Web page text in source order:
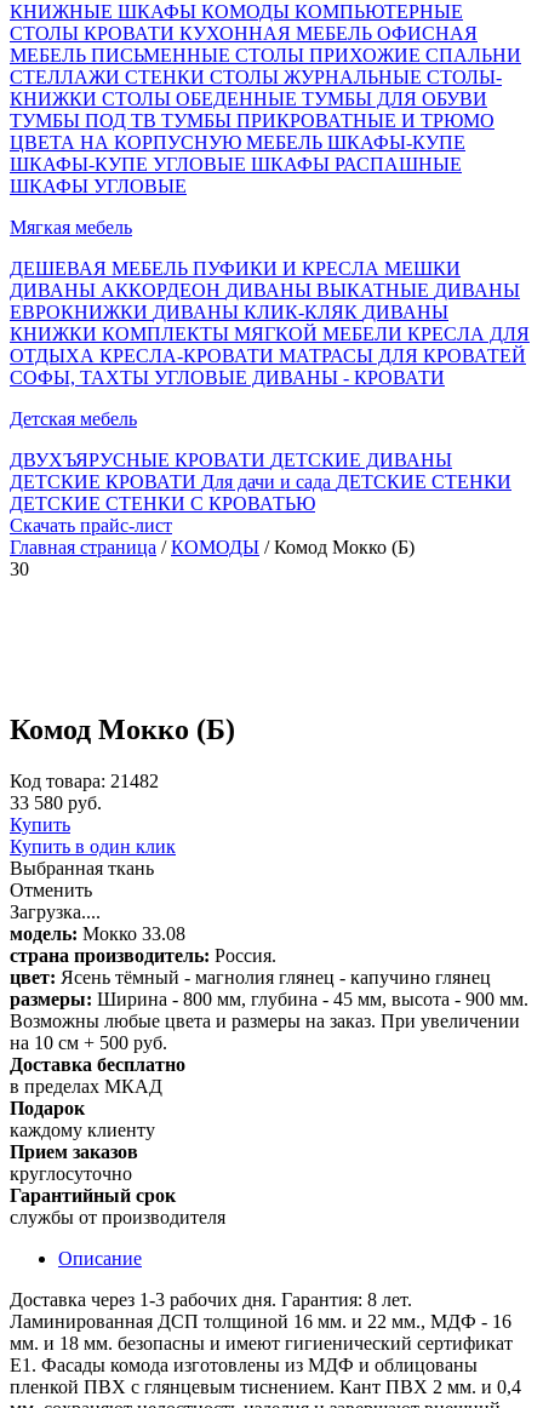
КНИЖНЫЕ ШКАФЫ КОМОДЫ КОМПЬЮТЕРНЫЕ
СТОЛЫ КРОВАТИ КУХОННАЯ МЕБЕЛЬ ОФИСНАЯ
МЕБЕЛЬ ПИСЬМЕННЫЕ СТОЛЫ ПРИХОЖИЕ СПАЛЬНИ
СТЕЛЛАЖИ СТЕНКИ СТОЛЫ ЖУРНАЛЬНЫЕ СТОЛЫ-
КНИЖКИ СТОЛЫ ОБЕДЕННЫЕ ТУМБЫ ДЛЯ ОБУВИ
ТУМБЫ ПОД ТВ ТУМБЫ ПРИКРОВАТНЫЕ И ТРЮМО
ЦВЕТА НА КОРПУСНУЮ МЕБЕЛЬ ШКАФЫ-КУПЕ
ШКАФЫ-КУПЕ УГЛОВЫЕ ШКАФЫ РАСПАШНЫЕ
ШКАФЫ УГЛОВЫЕ
Мягкая мебель
ДЕШЕВАЯ МЕБЕЛЬ ПУФИКИ И КРЕСЛА МЕШКИ
ДИВАНЫ АККОРДЕОН ДИВАНЫ ВЫКАТНЫЕ ДИВАНЫ
ЕВРОКНИЖКИ ДИВАНЫ КЛИК-КЛЯК ДИВАНЫ
КНИЖКИ КОМПЛЕКТЫ МЯГКОЙ МЕБЕЛИ КРЕСЛА ДЛЯ
ОТДЫХА КРЕСЛА-КРОВАТИ МАТРАСЫ ДЛЯ КРОВАТЕЙ
СОФЫ, ТАХТЫ УГЛОВЫЕ ДИВАНЫ - КРОВАТИ
Детская мебель
ДВУХЪЯРУСНЫЕ КРОВАТИ ДЕТСКИЕ ДИВАНЫ
ДЕТСКИЕ КРОВАТИ Для дачи и сада ДЕТСКИЕ СТЕНКИ
ДЕТСКИЕ СТЕНКИ С КРОВАТЬЮ
Скачать прайс-лист
Главная страница /КОМОДЫ / Комод Мокко (Б)
30
Комод Мокко (Б)
Код товара: 21482
33 580 руб.
Купить
Купить в один клик
Выбранная ткань
Отменить
Загрузка....
модель: Мокко 33.08
страна производитель: Россия.
цвет: Ясень тёмный - магнолия глянец - капучино глянец
размеры: Ширина - 800 мм, глубина - 45 мм, высота - 900 мм.
Возможны любые цвета и размеры на заказ. При увеличении
на 10 см + 500 руб.
Доставка бесплатно
в пределах МКАД
Подарок
каждому клиенту
Прием заказов
круглосуточно
Гарантийный срок
службы от производителя
Описание
Доставка через 1-3 рабочих дня. Гарантия: 8 лет.
Ламинированная ДСП толщиной 16 мм. и 22 мм., МДФ - 16
мм. и 18 мм. безопасны и имеют гигиенический сертификат
Е1. Фасады комода изготовлены из МДФ и облицованы
пленкой ПВХ с глянцевым тиснением. Кант ПВХ 2 мм. и 0,4